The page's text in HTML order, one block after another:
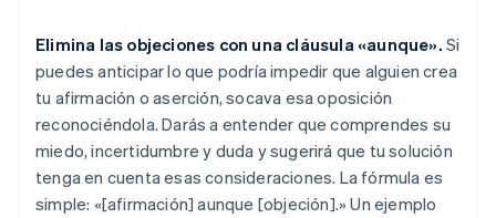
Elimina las objeciones con una cláusula «aunque». Si
puedes anticipar lo que podría impedir que alguien crea
tu afirmación o aserción, socava esa oposición
reconociéndola. Darás a entender que comprendes su
miedo, incertidumbre y duda y sugerirá que tu solución
tenga en cuenta esas consideraciones. La fórmula es
simple: «[afirmación] aunque [objeción].» Un ejemplo